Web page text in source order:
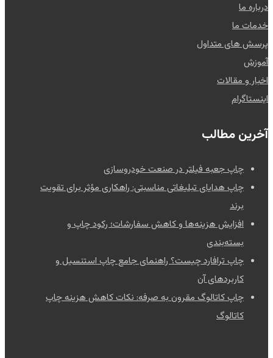
درباره ما
خدمات ما
پرسش های متداول
آموزش
اخبار و مقالات
اینستاگرام
آخرین مطالب
چاپ جعبه فیلتر در صنعت خودروسازی
چاپ هدایای تبلیغاتی مناسبتی: راهکاری مؤثر برای تقویت
برند
افزایش هزینه‌ها و کاهش سفارشات؛ رکود چاپ و
بسته‌بندی
چاپ ترافارد چیست؟ راهنمای جامع چاپ استنسیل و
کاربردهای آن
چاپ کاتالوگ مقرون به صرفه: نکات کاهش هزینه چاپ
کاتالوگ